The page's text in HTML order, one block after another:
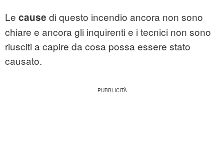
Le cause di questo incendio ancora non sono
chiare e ancora gli inquirenti e i tecnici non sono
riusciti a capire da cosa possa essere stato
causato.